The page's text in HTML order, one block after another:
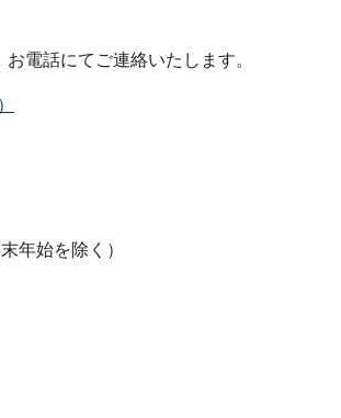
電話にてご連絡いたします。
年始を除く）